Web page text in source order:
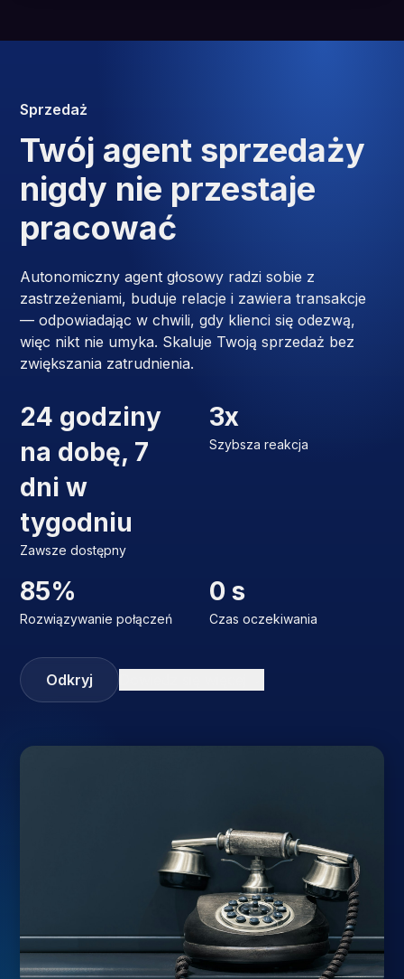
Sprzedaż
Twój agent sprzedaży
nigdy nie przestaje
pracować
Autonomiczny agent głosowy radzi sobie z
zastrzeżeniami, buduje relacje i zawiera transakcje
— odpowiadając w chwili, gdy klienci się odezwą,
więc nikt nie umyka. Skaluje Twoją sprzedaż bez
zwiększania zatrudnienia.
24 godziny
na dobę, 7
dni w
tygodniu
Zawsze dostępny
3x
Szybsza reakcja
85%
Rozwiązywanie połączeń
0 s
Czas oczekiwania
Odkryj